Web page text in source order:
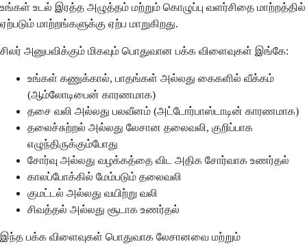
உங்கள் உடல் இரத்த அழுத்தம் மற்றும் கொழுப்பு வளர்சிதை மாற்றத்தில்
ஏற்படும் மாற்றங்களுக்கு ஏற்ப மாறுகிறது.
சிலர் அனுபவிக்கும் மிகவும் பொதுவான பக்க விளைவுகள் இங்கே:
உங்கள் கணுக்கால், பாதங்கள் அல்லது கைகளில் வீக்கம்
(ஆம்லோடிபைன் காரணமாக)
தசை வலி அல்லது பலவீனம் (அட்டோர்பாஸ்டாடின் காரணமாக)
தலைச்சுற்றல் அல்லது லேசான தலைவலி, குறிப்பாக
எழுந்திருக்கும்போது
சோர்வு அல்லது வழக்கத்தை விட அதிக சோர்வாக உணர்தல்
காலப்போக்கில் மேம்படும் தலைவலி
குமட்டல் அல்லது வயிற்று வலி
சிவத்தல் அல்லது சூடாக உணர்தல்
இந்த பக்க விளைவுகள் பொதுவாக லேசானவை மற்றும்